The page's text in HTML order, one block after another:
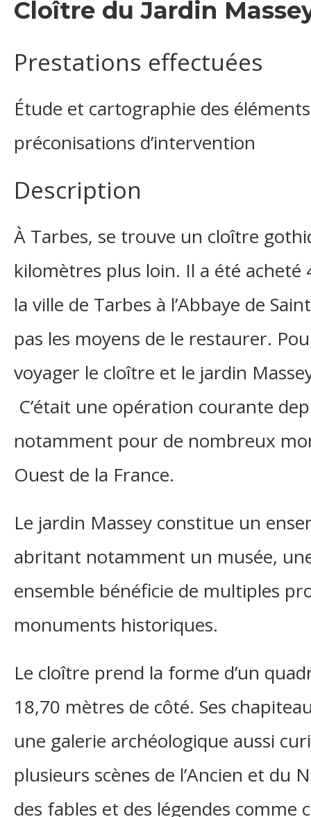
Cloître du Jardin
Prestations effectuées
Étude et cartographie des
préconisations d’intervention
Description
À Tarbes, se trouve un cloître
kilomètres plus loin. Il a été
la ville de Tarbes à l’Abbaye de
pas les moyens de le restaurer.
voyager le cloître et le jardin
C’était une opération courante
notamment pour de nombreux
Ouest de la France.
Le jardin Massey constitue un
abritant notamment un musée,
ensemble bénéficie de multiples
monuments historiques.
Le cloître prend la forme d’un
18,70 mètres de côté. Ses
une galerie archéologique aussi
plusieurs scènes de l’Ancien et du
des fables et des légendes comme